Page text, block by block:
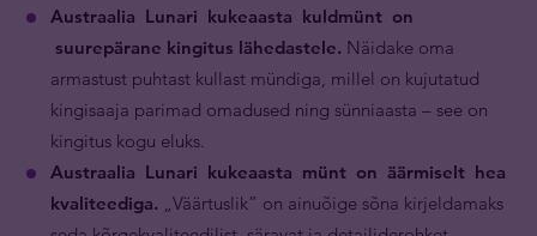
Austraalia Lunari kukeaasta kuldmünt on
suurepärane kingitus lähedastele. Näidake oma
armastust puhtast kullast mündiga, millel on kujutatud
kingisaaja parimad omadused ning sünniaasta – see on
kingitus kogu eluks.
Austraalia Lunari kukeaasta münt on äärmiselt hea
kvaliteediga. „Väärtuslik” on ainuõige sõna kirjeldamaks